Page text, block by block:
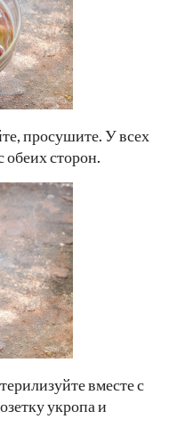
просушите. У всех
обеих сторон.
вместе с
укропа и